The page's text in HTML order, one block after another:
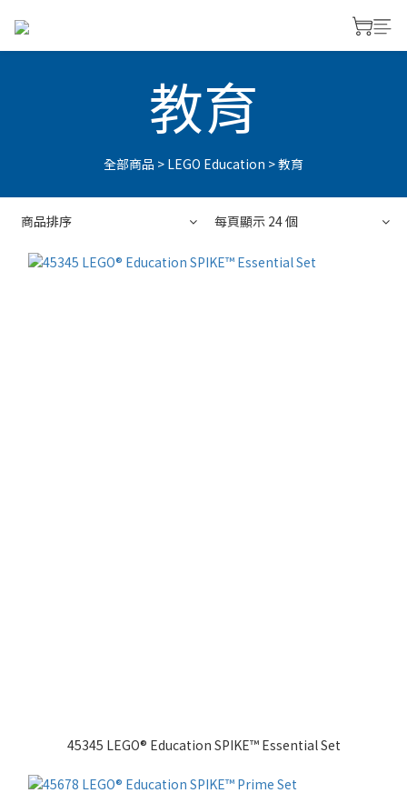
教育
全部商品 > LEGO Education >教育
商品排序 每頁顯示 24 個
45345 LEGO® Education SPIKE™ Essential Set